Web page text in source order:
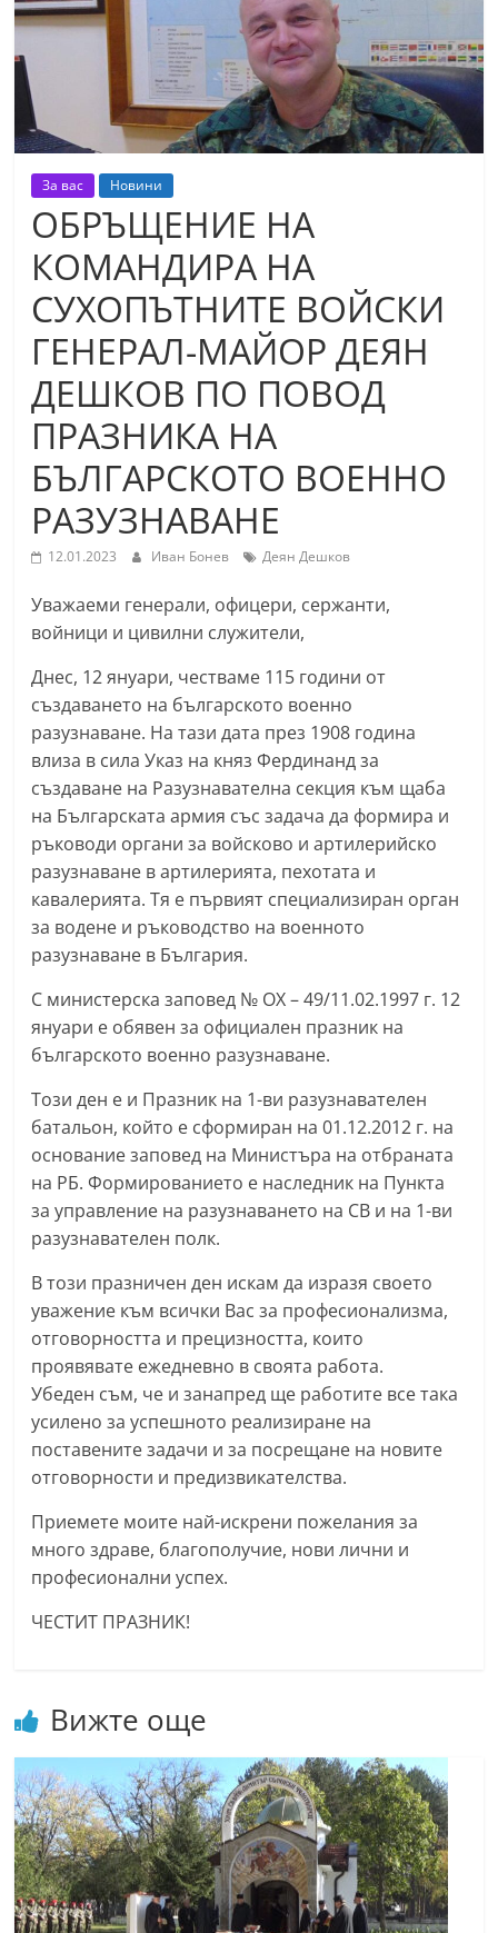
з
а
н
л
ъ
к
и
б
л
а
с
т
С
т
р
а
З
а
г
о
р
а
k
a
z
l
k
.
n
f
,
a
z
a
n
l
a
k
-
f
o
,
g
a
l
За вас Новини
ОБРЪЩЕНИЕ НА
КОМАНДИРА НА
СУХОПЪТНИТЕ ВОЙСКИ
ГЕНЕРАЛ-МАЙОР ДЕЯН
ДЕШКОВ ПО ПОВОД
ПРАЗНИКА НА
БЪЛГАРСКОТО ВОЕННО
РАЗУЗНАВАНЕ
12.01.2023 Иван Бонев Деян Дешков
Уважаеми генерали, офицери, сержанти,
войници и цивилни служители,
Днес, 12 януари, честваме 115 години от
създаването на българското военно
разузнаване. На тази дата през 1908 година
влиза в сила Указ на княз Фердинанд за
създаване на Разузнавателна секция към щаба
на Българската армия със задача да формира и
ръководи органи за войсково и артилерийско
разузнаване в артилерията, пехотата и
кавалерията. Тя е първият специализиран орган
за водене и ръководство на военното
разузнаване в България.
С министерска заповед № ОХ – 49/11.02.1997 г. 12
януари е обявен за официален празник на
българското военно разузнаване.
Този ден е и Празник на 1-ви разузнавателен
батальон, който е сформиран на 01.12.2012 г. на
основание заповед на Министъра на отбраната
на РБ. Формированието е наследник на Пункта
за управление на разузнаването на СВ и на 1-ви
разузнавателен полк.
В този празничен ден искам да изразя своето
уважение към всички Вас за професионализма,
отговорността и прецизността, които
проявявате ежедневно в своята работа.
Убеден съм, че и занапред ще работите все така
усилено за успешното реализиране на
поставените задачи и за посрещане на новите
отговорности и предизвикателства.
Приемете моите най-искрени пожелания за
много здраве, благополучие, нови лични и
професионални успех.
ЧЕСТИТ ПРАЗНИК!
Вижте още